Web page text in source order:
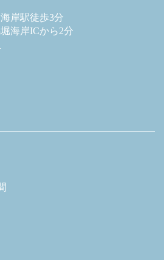
岸駅徒歩3分
海岸ICから2分